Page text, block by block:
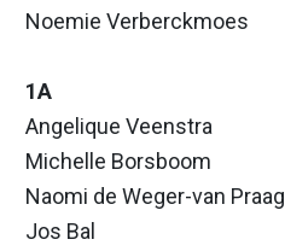
Noemie Verberckmoes
1A
Angelique Veenstra
Michelle Borsboom
Naomi de Weger-van Praag
Jos Bal